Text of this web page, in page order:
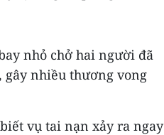
nhỏ chở hai người đã
nhiều thương vong
vụ tai nạn xảy ra ngay